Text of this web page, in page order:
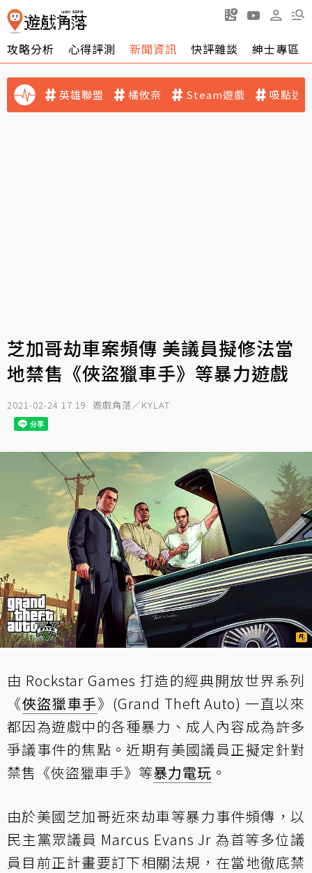
攻略分析 心得評測 新聞資訊 快評雜談 紳士專區
英雄聯盟 橘攸奈 Steam遊戲 吸點迷
芝加哥劫車案頻傳 美議員擬修法當
地禁售《俠盜獵車手》等暴力遊戲
2021-02-24 17:19 遊戲角落／KYLAT
由 Rockstar Games 打造的經典開放世界系列
《俠盜獵車手》(Grand Theft Auto) 一直以來
都因為遊戲中的各種暴力、成人內容成為許多
爭議事件的焦點。近期有美國議員正擬定針對
禁售《俠盜獵車手》等暴力電玩 。
由於美國芝加哥近來劫車等暴力事件頻傳，以
民主黨眾議員 Marcus Evans Jr 為首等多位議
員目前正計畫要訂下相關法規，在當地徹底禁